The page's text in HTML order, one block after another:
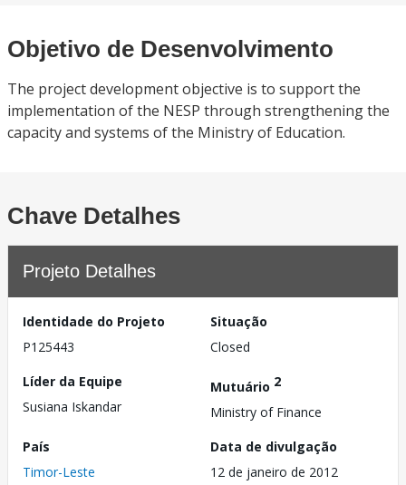
Objetivo de Desenvolvimento
The project development objective is to support the
implementation of the NESP through strengthening the
capacity and systems of the Ministry of Education.
Chave Detalhes
Projeto Detalhes
Identidade do Projeto
P125443
Situação
Closed
Líder da Equipe
Susiana Iskandar
Mutuário 2
Ministry of Finance
País
Timor-Leste
Data de divulgação
12 de janeiro de 2012